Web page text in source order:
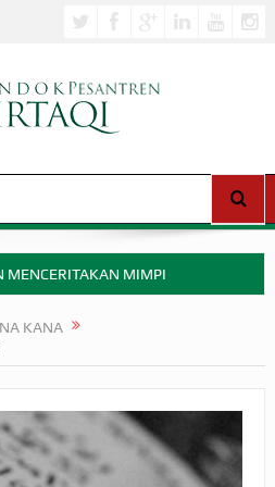
MENCERITAKAN MIMPI
PERANG BADAR
KANA